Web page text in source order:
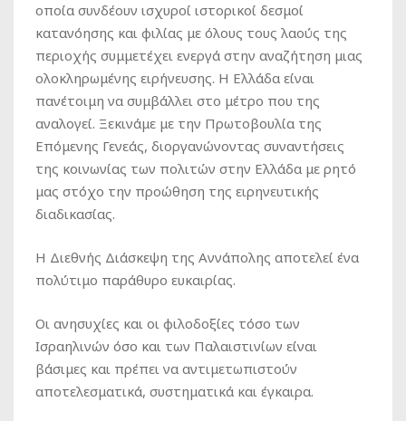
οποία συνδέουν ισχυροί ιστορικοί δεσμοί
κατανόησης και φιλίας με όλους τους λαούς της
περιοχής συμμετέχει ενεργά στην αναζήτηση μιας
ολοκληρωμένης ειρήνευσης. Η Ελλάδα είναι
πανέτοιμη να συμβάλλει στο μέτρο που της
αναλογεί. Ξεκινάμε με την Πρωτοβουλία της
Επόμενης Γενεάς, διοργανώνοντας συναντήσεις
της κοινωνίας των πολιτών στην Ελλάδα με ρητό
μας στόχο την προώθηση της ειρηνευτικής
διαδικασίας.
Η Διεθνής Διάσκεψη της Αννάπολης αποτελεί ένα
πολύτιμο παράθυρο ευκαιρίας.
Οι ανησυχίες και οι φιλοδοξίες τόσο των
Ισραηλινών όσο και των Παλαιστινίων είναι
βάσιμες και πρέπει να αντιμετωπιστούν
αποτελεσματικά, συστηματικά και έγκαιρα.